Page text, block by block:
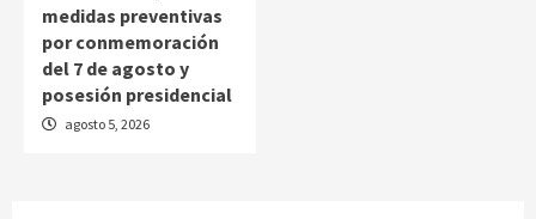
medidas preventivas
por conmemoración
del 7 de agosto y
posesión presidencial
agosto 5, 2026